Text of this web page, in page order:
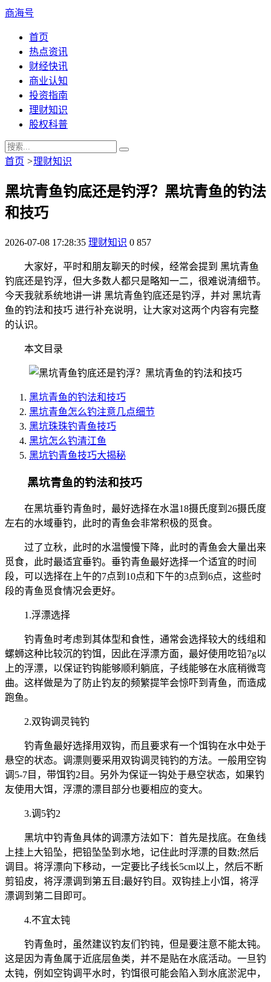
商海号
首页
热点资讯
财经快讯
商业认知
投资指南
理财知识
股权科普
首页 >理财知识
黑坑青鱼钓底还是钓浮？黑坑青鱼的钓法
和技巧
2026-07-08 17:28:35 理财知识 0 857
大家好，平时和朋友聊天的时候，经常会提到 黑坑青鱼
钓底还是钓浮，但大多数人都只是略知一二，很难说清细节。
今天我就系统地讲一讲 黑坑青鱼钓底还是钓浮，并对 黑坑青
鱼的钓法和技巧 进行补充说明，让大家对这两个内容有完整
的认识。
本文目录
黑坑青鱼的钓法和技巧
黑坑青鱼怎么钓注意几点细节
黑坑珠珠钓青鱼技巧
黑坑怎么钓清江鱼
黑坑钓青鱼技巧大揭秘
黑坑青鱼的钓法和技巧
在黑坑垂钓青鱼时，最好选择在水温18摄氏度到26摄氏度
左右的水域垂钓，此时的青鱼会非常积极的觅食。
过了立秋，此时的水温慢慢下降，此时的青鱼会大量出来
觅食，此时最适宜垂钓。垂钓青鱼最好选择一个适宜的时间
段，可以选择在上午的7点到10点和下午的3点到6点，这些时
段的青鱼觅食情况会更好。
1.浮漂选择
钓青鱼时考虑到其体型和食性，通常会选择较大的线组和
螺蛳这种比较沉的钓饵，因此在浮漂方面，最好使用吃铅7g以
上的浮漂，以保证钓钩能够顺利躺底，子线能够在水底稍微弯
曲。这样做是为了防止钓友的频繁提竿会惊吓到青鱼，而造成
跑鱼。
2.双钩调灵钝钓
钓青鱼最好选择用双钩，而且要求有一个饵钩在水中处于
悬空的状态。调漂则要采用双钩调灵钝钓的方法。一般用空钩
调5-7目，带饵钓2目。另外为保证一钩处于悬空状态，如果钓
友使用大饵，浮漂的漂目部分也要相应的变大。
3.调5钓2
黑坑中钓青鱼具体的调漂方法如下：首先是找底。在鱼线
上挂上大铅坠，把铅坠坠到水地，记住此时浮漂的目数;然后
调目。将浮漂向下移动，一定要比子线长5cm以上，然后不断
剪铅皮，将浮漂调到第五目;最好钓目。双钩挂上小饵，将浮
漂调到第二目即可。
4.不宜太钝
钓青鱼时，虽然建议钓友们钓钝，但是要注意不能太钝。
这是因为青鱼属于近底层鱼类，并不是贴在水底活动。一旦钓
太钝，例如空钩调平水时，钓饵很可能会陷入到水底淤泥中，